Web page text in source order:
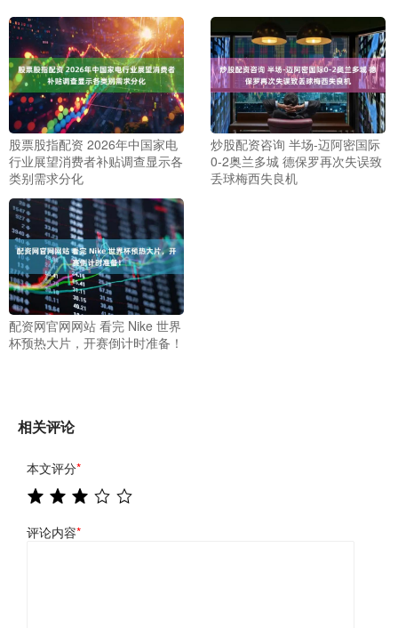
股票股指配资 2026年中国家电
行业展望消费者补贴调查显示各
类别需求分化
炒股配资咨询 半场-迈阿密国际
0-2奥兰多城 德保罗再次失误致
丢球梅西失良机
配资网官网网站 看完 Nike 世界
杯预热大片，开赛倒计时准备！
相关评论
本文评分*
评论内容*